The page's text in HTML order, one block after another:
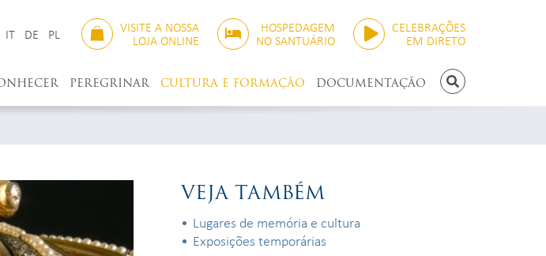
IT DE PL VISITE A NOSSA
LOJA ONLINE
HOSPEDAGEM
NO SANTUÁRIO
CELEBRAÇÕES
EM DIRETO
PESQUISAR
PEREGRINAR CULTURA E FORMAÇÃO DOCUMENTAÇÃO
VEJA TAMBÉM
Lugares de memória e cultura
Exposições temporárias